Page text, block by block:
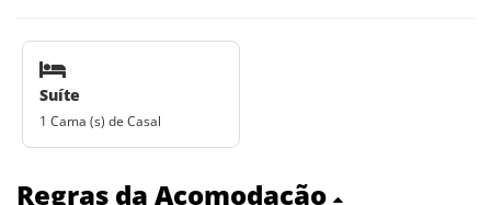
Suíte
1 Cama (s) de Casal
Regras da Acomodação